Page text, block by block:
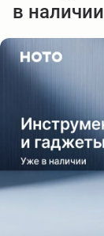
в наличии